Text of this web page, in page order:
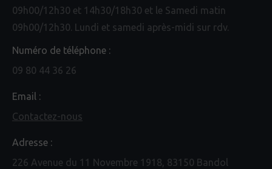
09h00/12h30 et 14h30/18h30 et le Samedi matin
09h00/12h30. Lundi et samedi après-midi sur rdv.
Numéro de téléphone :
09 80 44 36 26
Email :
Contactez-nous
Adresse :
226 Avenue du 11 Novembre 1918, 83150 Bandol